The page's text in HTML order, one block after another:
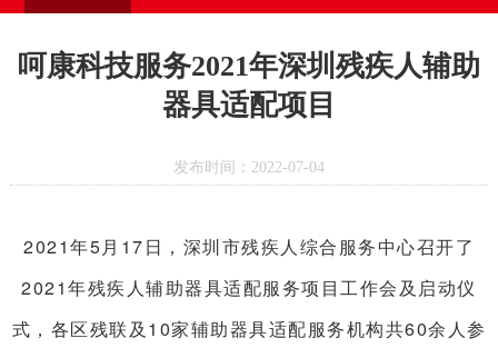
呵康科技服务2021年深圳残疾人辅助
器具适配项目
发布时间：2022-07-04
2021年5月17日，深圳市残疾人综合服务中心召开了
2021年残疾人辅助器具适配服务项目工作会及启动仪
式，各区残联及10家辅助器具适配服务机构共60余人参